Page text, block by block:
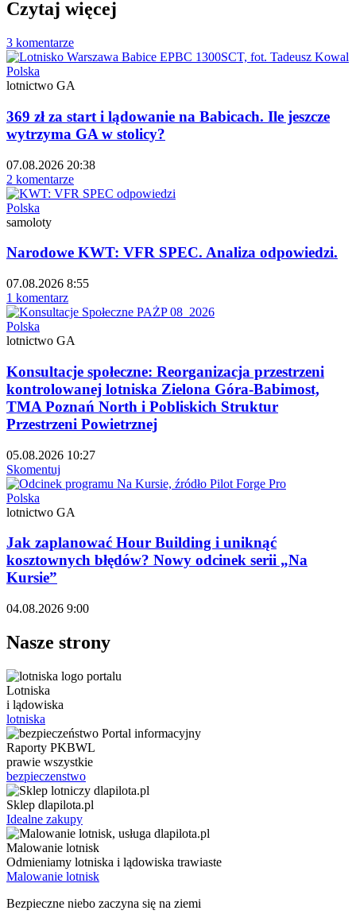
Czytaj więcej
3 komentarze
Polska
lotnictwo GA
369 zł za start i lądowanie na Babicach. Ile jeszcze
wytrzyma GA w stolicy?
07.08.2026 20:38
2 komentarze
Polska
samoloty
Narodowe KWT: VFR SPEC. Analiza odpowiedzi.
07.08.2026 8:55
1 komentarz
Polska
lotnictwo GA
Konsultacje społeczne: Reorganizacja przestrzeni
kontrolowanej lotniska Zielona Góra-Babimost,
TMA Poznań North i Pobliskich Struktur
Przestrzeni Powietrznej
05.08.2026 10:27
Skomentuj
Polska
lotnictwo GA
Jak zaplanować Hour Building i uniknąć
kosztownych błędów? Nowy odcinek serii „Na
Kursie”
04.08.2026 9:00
Nasze strony
Lotniska
i lądowiska
lotniska
Raporty PKBWL
prawie wszystkie
bezpieczenstwo
Sklep dlapilota.pl
Idealne zakupy
Malowanie lotnisk
Odmieniamy lotniska i lądowiska trawiaste
Malowanie lotnisk
Bezpieczne niebo zaczyna się na ziemi